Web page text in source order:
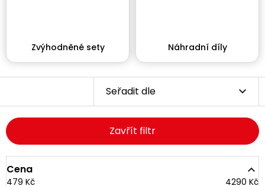
Zvýhodněné sety Náhradní díly
Seřadit dle
Zavřít filtr
Cena
479 Kč 4290 Kč